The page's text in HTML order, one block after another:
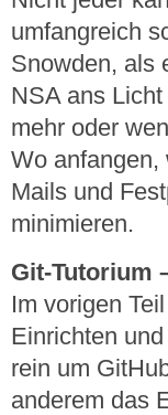
umfangreich
Snowden, als
NSA ans
mehr oder
Wo anfangen,
Mails und
minimieren.
Git-Tutorium
Im vorigen
Einrichten
rein um
anderem das